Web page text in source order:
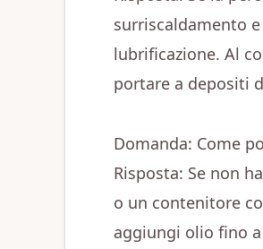
surriscaldamento
lubrificazione. Al
portare a depositi
Domanda: Come
Risposta: Se non
o un contenitore
aggiungi olio fino